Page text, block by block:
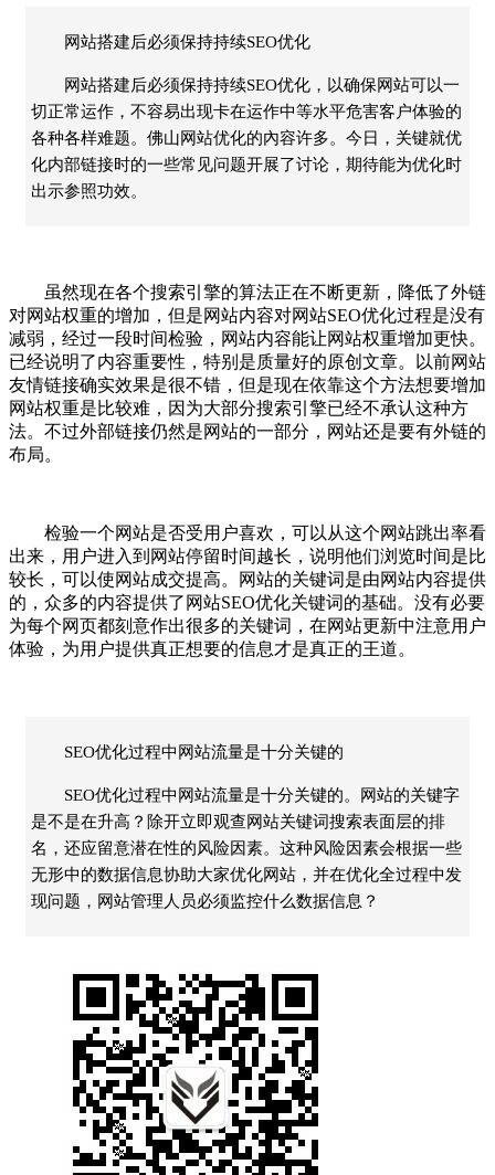
网站搭建后必须保持持续SEO优化
网站搭建后必须保持持续SEO优化，以确保网站可以一
切正常运作，不容易出现卡在运作中等水平危害客户体验的
各种各样难题。佛山网站优化的內容许多。今日，关键就优
化内部链接时的一些常见问题开展了讨论，期待能为优化时
出示参照功效。
虽然现在各个搜索引擎的算法正在不断更新，降低了外链
对网站权重的增加，但是网站内容对网站SEO优化过程是没有
减弱，经过一段时间检验，网站内容能让网站权重增加更快。
已经说明了内容重要性，特别是质量好的原创文章。以前网站
友情链接确实效果是很不错，但是现在依靠这个方法想要增加
网站权重是比较难，因为大部分搜索引擎已经不承认这种方
法。不过外部链接仍然是网站的一部分，网站还是要有外链的
布局。
检验一个网站是否受用户喜欢，可以从这个网站跳出率看
出来，用户进入到网站停留时间越长，说明他们浏览时间是比
较长，可以使网站成交提高。网站的关键词是由网站内容提供
的，众多的内容提供了网站SEO优化关键词的基础。没有必要
为每个网页都刻意作出很多的关键词，在网站更新中注意用户
体验，为用户提供真正想要的信息才是真正的王道。
SEO优化过程中网站流量是十分关键的
SEO优化过程中网站流量是十分关键的。网站的关键字
是不是在升高？除开立即观查网站关键词搜索表面层的排
名，还应留意潜在性的风险因素。这种风险因素会根据一些
无形中的数据信息协助大家优化网站，并在优化全过程中发
现问题，网站管理人员必须监控什么数据信息？